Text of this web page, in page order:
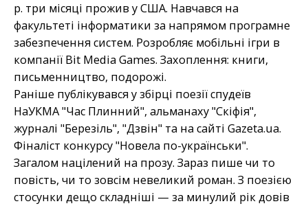
р. три місяці прожив у США. Навчався на
факультеті інформатики за напрямом програмне
забезпечення систем. Розробляє мобільні ігри в
компанії Bit Media Games. Захоплення: книги,
письменництво, подорожі.
Раніше публікувався у збірці поезії спудеїв
НаУКМА "Час Плинний", альманаху "Скіфія",
журналі "Березіль", "Дзвін" та на сайті Gazeta.ua.
Фіналіст конкурсу "Новела по-українськи".
Загалом націлений на прозу. Зараз пише чи то
повість, чи то зовсім невеликий роман. З поезією
стосунки дещо складніші — за минулий рік довів